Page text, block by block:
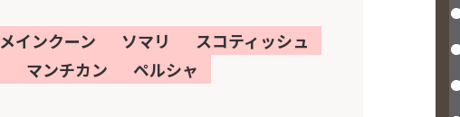
メインクーン ソマリ
スコティッシュ
マンチカン
ペルシャ